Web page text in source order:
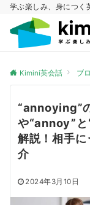
学ぶ楽しみ、身につく
Kimini英会話 ブ
“annoying”
や“annoy”
解説！相手
介
2024年3月10日